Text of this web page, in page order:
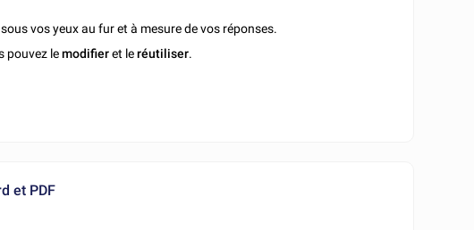
vos yeux au fur et à mesure de vos réponses.
pouvez lemodifieret leréutiliser.
et PDF